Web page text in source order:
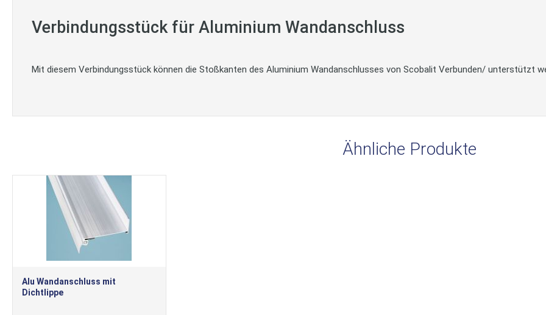
Verbindungsstück für Aluminium Wandanschluss
Mit diesem Verbindungsstück können die Stoßkanten des Aluminium Wandanschlusses von Scobalit Verbunden/ unterstützt
Ähnliche Produkte
Alu Wandanschluss mit
Dichtlippe